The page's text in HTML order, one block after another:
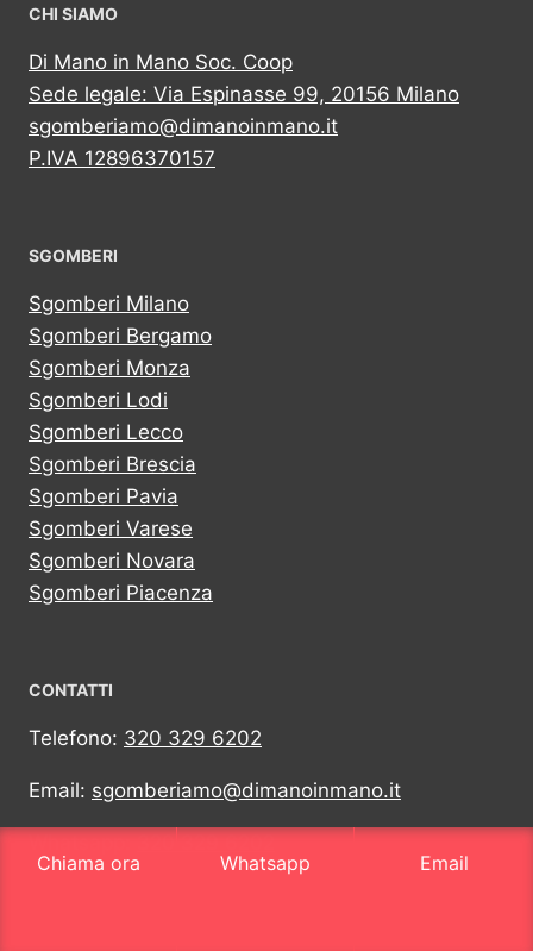
CHI SIAMO
Di Mano in Mano Soc. Coop
Sede legale: Via Espinasse 99, 20156 Milano
sgomberiamo@dimanoinmano.it
P.IVA 12896370157
SGOMBERI
Sgomberi Milano
Sgomberi Bergamo
Sgomberi Monza
Sgomberi Lodi
Sgomberi Lecco
Sgomberi Brescia
Sgomberi Pavia
Sgomberi Varese
Sgomberi Novara
Sgomberi Piacenza
CONTATTI
Telefono: 320 329 6202
Email: sgomberiamo@dimanoinmano.it
Chiama ora
Whatsapp Email